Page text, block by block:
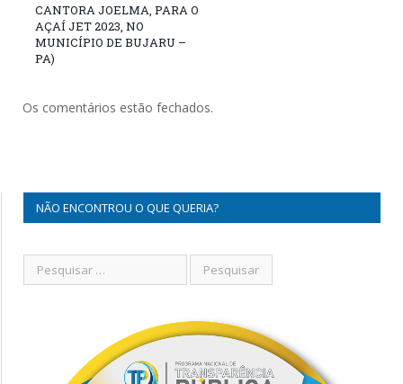
CANTORA JOELMA, PARA O
AÇAÍ JET 2023, NO
MUNICÍPIO DE BUJARU –
PA)
Os comentários estão fechados.
NÃO ENCONTROU O QUE QUERIA?